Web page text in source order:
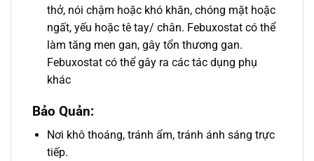
thở, nói chậm hoặc khó khăn, chóng mặt hoặc
ngất, yếu hoặc tê tay/ chân. Febuxostat có thể
làm tăng men gan, gây tổn thương gan.
Febuxostat có thể gây ra các tác dụng phụ
khác
Bảo Quản:
Nơi khô thoáng, tránh ẩm, tránh ánh sáng trực
tiếp.